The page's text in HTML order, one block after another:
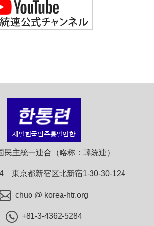
民主統一連合（略称：韓統連）
東京都新宿区北新宿1-30-30-124
chuo @ korea-htr.org
+81-3-4362-5284